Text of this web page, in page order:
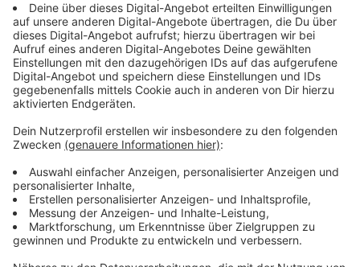
Immer auf dem Laufenden
bleiben!
Verpass' nichts mehr - mit unserem kostenlosen
ANTENNE BAYERN Newsletter. Ob Nachrichten,
Lifestyle oder unsere neuesten Aktionen - wir
informieren dich.
Zum Newsletter anmelden